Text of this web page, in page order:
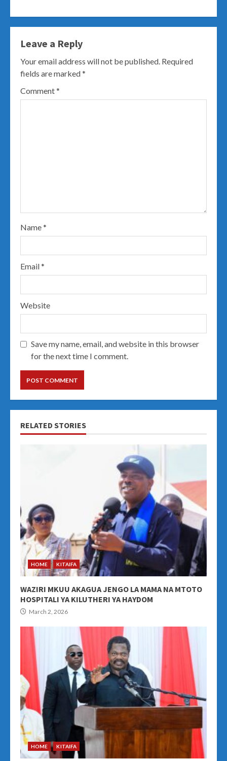
Leave a Reply
Your email address will not be published. Required
fields are marked*
Comment*
Name*
Email*
Website
Save my name, email, and website in this browser
for the next time I comment.
RELATED STORIES
HOME KITAIFA
WAZIRI MKUU AKAGUA JENGO LA MAMA NA MTOTO
HOSPITALI YA KILUTHERI YA HAYDOM
March 2, 2026
HOME KITAIFA